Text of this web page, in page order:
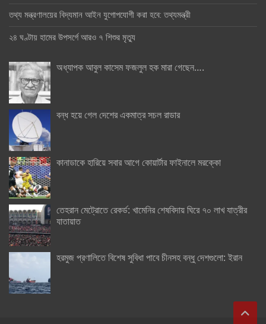
তথ্য মন্ত্রণালয়ের বিদ্যমান আইন যুগোপযোগী করা হবে: তথ্যমন্ত্রী
২৪ ঘণ্টায় হামের উপসর্গে আরও ৭ শিশুর মৃত্যু
অধ্যাপক আবুল কাসেম ফজলুল হক মারা গেছেন….
বন্ধ হয়ে গেল দেশের একমাত্র সচল রাডার
কানাডাকে হারিয়ে সবার আগে কোয়ার্টার ফাইনালে মরক্কো
তেহরান মেট্রোতে রেকর্ড: খামেনির শেষবিদায় ঘিরে ৭০ লাখ যাত্রীর
যাতায়াত
হরমুজ প্রণালিতে বিশেষ সুবিধা পাবে চীনসহ বন্ধু দেশগুলো: ইরান